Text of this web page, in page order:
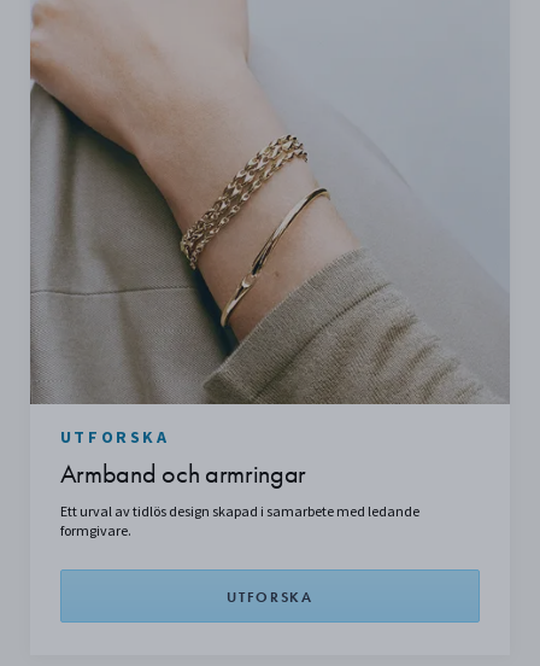
UTFORSKA
Armband och armringar
Ett urval av tidlös design skapad i samarbete med ledande
formgivare.
UTFORSKA